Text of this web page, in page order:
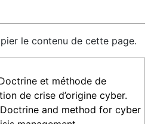
le contenu de cette page.